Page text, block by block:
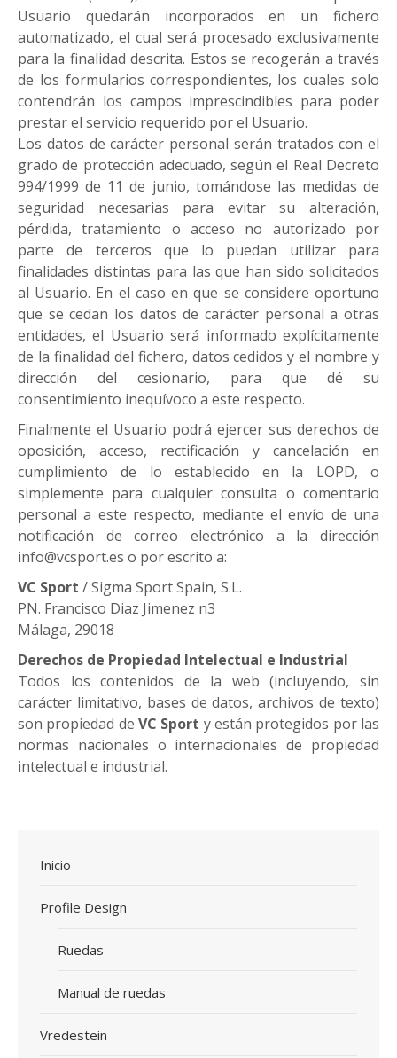
Usuario quedarán incorporados en un fichero
automatizado, el cual será procesado exclusivamente
para la finalidad descrita. Estos se recogerán a través
de los formularios correspondientes, los cuales solo
contendrán los campos imprescindibles para poder
prestar el servicio requerido por el Usuario.
Los datos de carácter personal serán tratados con el
grado de protección adecuado, según el Real Decreto
994/1999 de 11 de junio, tomándose las medidas de
seguridad necesarias para evitar su alteración,
pérdida, tratamiento o acceso no autorizado por
parte de terceros que lo puedan utilizar para
finalidades distintas para las que han sido solicitados
al Usuario. En el caso en que se considere oportuno
que se cedan los datos de carácter personal a otras
entidades, el Usuario será informado explícitamente
de la finalidad del fichero, datos cedidos y el nombre y
dirección del cesionario, para que dé su
consentimiento inequívoco a este respecto.
Finalmente el Usuario podrá ejercer sus derechos de
oposición, acceso, rectificación y cancelación en
cumplimiento de lo establecido en la LOPD, o
simplemente para cualquier consulta o comentario
personal a este respecto, mediante el envío de una
notificación de correo electrónico a la dirección
info@vcsport.es o por escrito a:
VC Sport / Sigma Sport Spain, S.L.
PN. Francisco Diaz Jimenez n3
Málaga, 29018
Derechos de Propiedad Intelectual e Industrial
Todos los contenidos de la web (incluyendo, sin
carácter limitativo, bases de datos, archivos de texto)
son propiedad de VC Sport y están protegidos por las
normas nacionales o internacionales de propiedad
intelectual e industrial.
Inicio
Profile Design
Ruedas
Manual de ruedas
Vredestein